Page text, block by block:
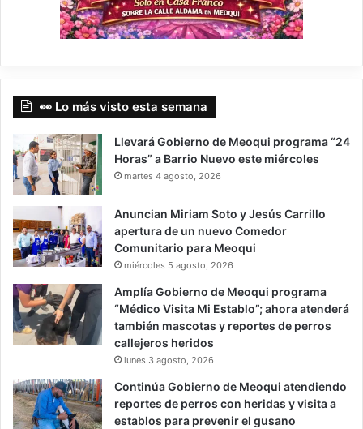
👀 Lo más visto esta semana
Llevará Gobierno de Meoqui programa “24
Horas” a Barrio Nuevo este miércoles
martes 4 agosto, 2026
Anuncian Miriam Soto y Jesús Carrillo
apertura de un nuevo Comedor
Comunitario para Meoqui
miércoles 5 agosto, 2026
Amplía Gobierno de Meoqui programa
“Médico Visita Mi Establo”; ahora atenderá
también mascotas y reportes de perros
callejeros heridos
lunes 3 agosto, 2026
Continúa Gobierno de Meoqui atendiendo
reportes de perros con heridas y visita a
establos para prevenir el gusano